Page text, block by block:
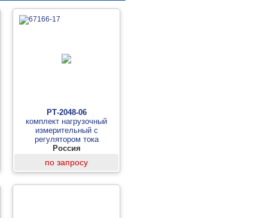
РТ-2048-06
комплект нагрузочный
измерительный с
регулятором тока
Россия
по запросу